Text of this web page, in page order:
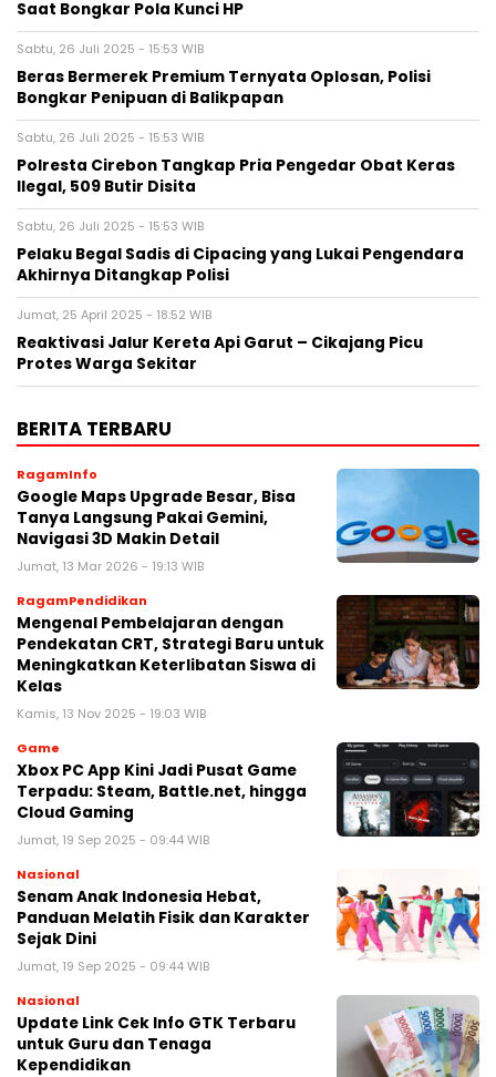
Saat Bongkar Pola Kunci HP
Sabtu, 26 Juli 2025 - 15:53 WIB
Beras Bermerek Premium Ternyata Oplosan, Polisi
Bongkar Penipuan di Balikpapan
Sabtu, 26 Juli 2025 - 15:53 WIB
Polresta Cirebon Tangkap Pria Pengedar Obat Keras
Ilegal, 509 Butir Disita
Sabtu, 26 Juli 2025 - 15:53 WIB
Pelaku Begal Sadis di Cipacing yang Lukai Pengendara
Akhirnya Ditangkap Polisi
Jumat, 25 April 2025 - 18:52 WIB
Reaktivasi Jalur Kereta Api Garut – Cikajang Picu
Protes Warga Sekitar
BERITA TERBARU
RagamInfo
Google Maps Upgrade Besar, Bisa
Tanya Langsung Pakai Gemini,
Navigasi 3D Makin Detail
Jumat, 13 Mar 2026 - 19:13 WIB
RagamPendidikan
Mengenal Pembelajaran dengan
Pendekatan CRT, Strategi Baru untuk
Meningkatkan Keterlibatan Siswa di
Kelas
Kamis, 13 Nov 2025 - 19:03 WIB
Game
Xbox PC App Kini Jadi Pusat Game
Terpadu: Steam, Battle.net, hingga
Cloud Gaming
Jumat, 19 Sep 2025 - 09:44 WIB
Nasional
Senam Anak Indonesia Hebat,
Panduan Melatih Fisik dan Karakter
Sejak Dini
Jumat, 19 Sep 2025 - 09:44 WIB
Nasional
Update Link Cek Info GTK Terbaru
untuk Guru dan Tenaga
Kependidikan